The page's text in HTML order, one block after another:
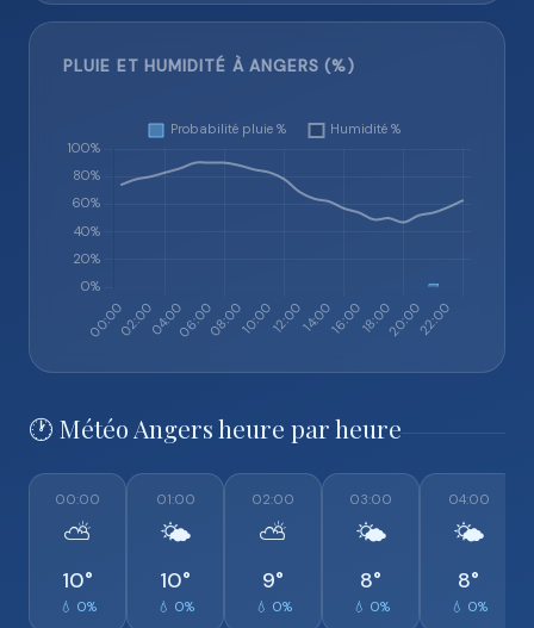
PLUIE ET HUMIDITÉ À ANGERS (%)
🕐 Météo Angers heure par heure
00:00
⛅
10°
💧 0%
01:00
🌤️
10°
💧 0%
02:00
⛅
9°
💧 0%
03:00
🌤️
8°
💧 0%
04:00
🌤️
8°
💧 0%